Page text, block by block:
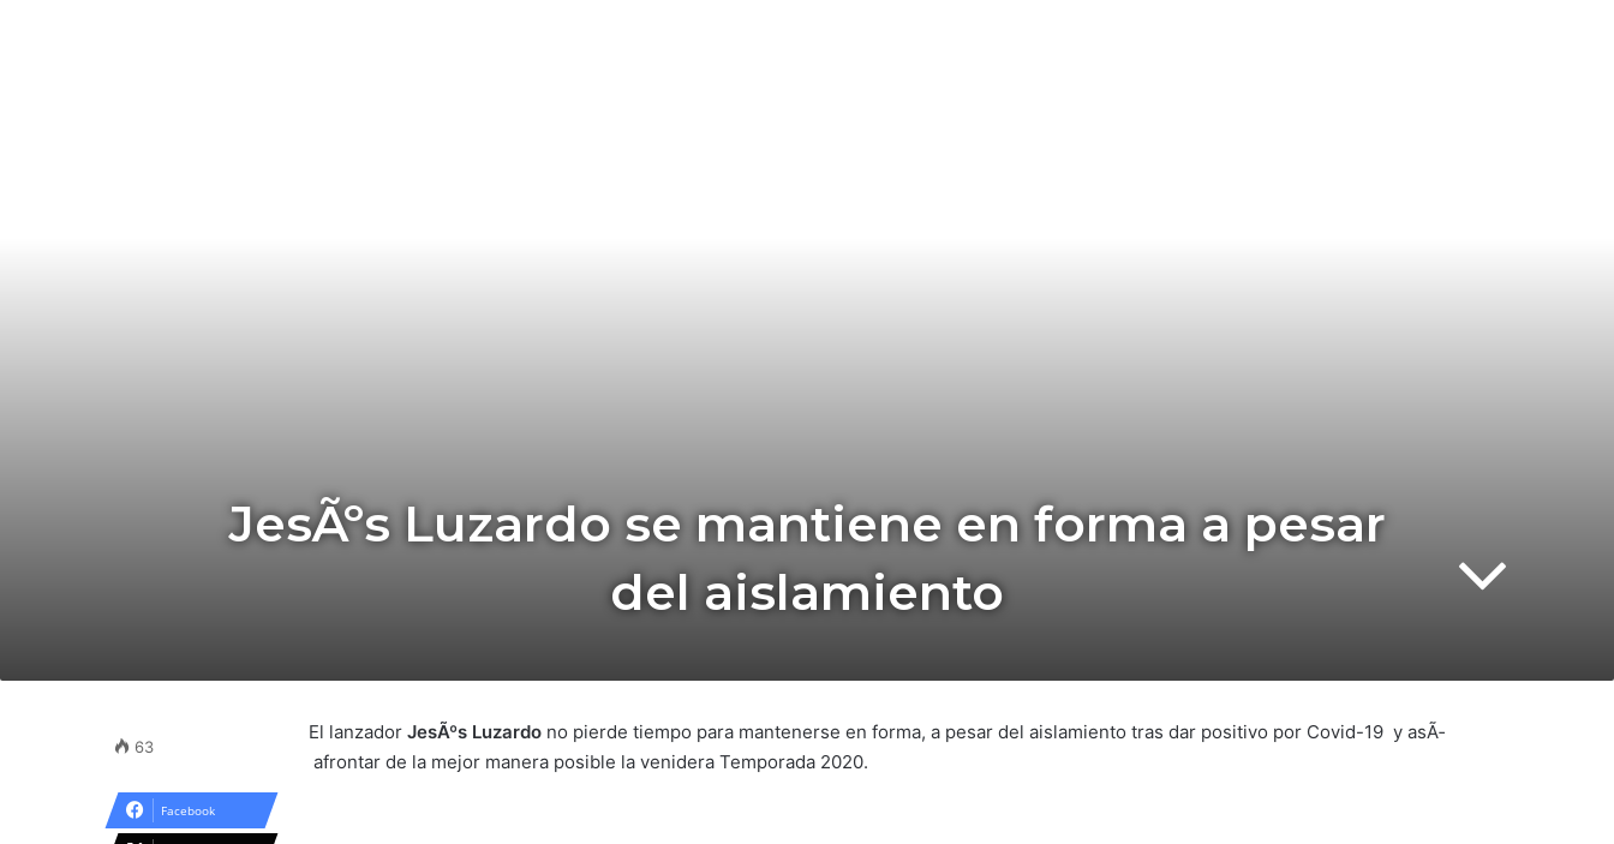
JesÃºs Luzardo se mantiene en forma a pesar
del aislamiento
El lanzador JesÃºs Luzardo no pierde tiempo para mantenerse en forma, a pesar del aislamiento tras dar positivo por Covid-19 y asÃ­
afrontar de la mejor manera posible la venidera Temporada 2020.
63
Facebook